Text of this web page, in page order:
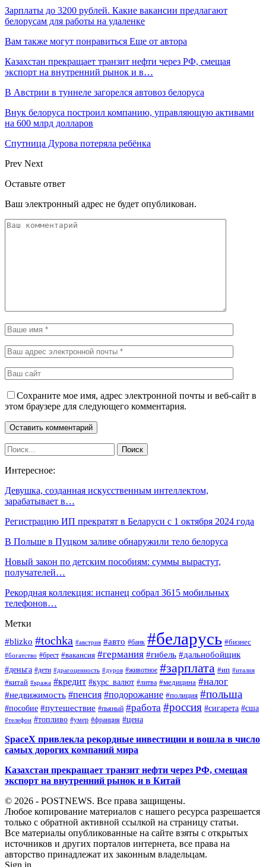
Зарплаты до 3200 рублей. Какие вакансии предлагают
белорусам для работы на удаленке
Вам также могут понравиться Еще от автора
Казахстан прекращает транзит нефти через РФ, смещая
экспорт на внутренний рынок и в…
В Австрии в туннеле загорелся автовоз белоруса
Внук белоруса построил компанию, управляющую активами
на 600 млрд долларов
Спутница Дурова потеряла ребёнка
Prev Next
Оставьте ответ
Ваш электронный адрес не будет опубликован.
Сохраните мое имя, адрес электронной почты и веб-сайт в
этом браузере для следующего комментария.
Интересное:
Девушка, созданная искусственным интеллектом,
зарабатывает в…
Регистрацию ИП прекратят в Беларуси с 1 октября 2024 года
В Польше в Пуцком заливе обнаружили тело белоруса
Новый закон по детским пособиям: суммы вырастут,
получателей…
Рекордная коллекция: испанец собрал 3615 мобильных
телефонов…
Метки
#blizko #tochka #австрия #авто #банк #беларусь #бизнес
#богатство #брест #вакансия #германия #гибель #дальнобойщик
#деньга #дети #драгоценность #дуров #животное #зарплата #ип #италия
#китай #кража #кредит #курс_валют #литва #медицина #налог
#недвижимость #пенсия #подорожание #полиция #польша
#пособие #путешествие #пьяный #работа #россия #сигарета #сша
#телефон #топливо #умер #франция #цена
SpaceX привлекла рекордные инвестиции и вошла в число
самых дорогих компаний мира
Казахстан прекращает транзит нефти через РФ, смещая
экспорт на внутренний рынок и в Китай
© 2026 - POSTNEWS. Все права защищены.
Любое копирование материалов с нашего ресурса разрешается
только с обратной активной ссылкой на страницу статьи.
Все материалы опубликованные на сайте взяты с открытых
источников и других порталов интернета, все права на
авторство принадлежат их законным владельцам.
Sign in